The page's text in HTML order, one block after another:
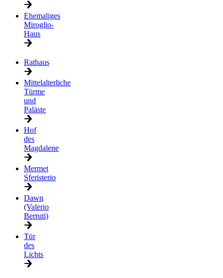
Ehemaliges
Miroglio-
Haus
Rathaus
Mittelalterliche
Türme
und
Paläste
Hof
des
Magdalene
Mermet
Sferisterio
Dawn
(Valerio
Berruti)
Tür
des
Lichts